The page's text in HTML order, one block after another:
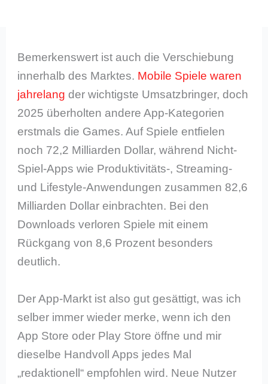
Bemerkenswert ist auch die Verschiebung
innerhalb des Marktes. Mobile Spiele waren
jahrelang der wichtigste Umsatzbringer, doch
2025 überholten andere App-Kategorien
erstmals die Games. Auf Spiele entfielen
noch 72,2 Milliarden Dollar, während Nicht-
Spiel-Apps wie Produktivitäts-, Streaming-
und Lifestyle-Anwendungen zusammen 82,6
Milliarden Dollar einbrachten. Bei den
Downloads verloren Spiele mit einem
Rückgang von 8,6 Prozent besonders
deutlich.
Der App-Markt ist also gut gesättigt, was ich
selber immer wieder merke, wenn ich den
App Store oder Play Store öffne und mir
dieselbe Handvoll Apps jedes Mal
„redaktionell“ empfohlen wird. Neue Nutzer